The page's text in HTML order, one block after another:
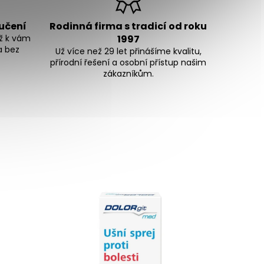
k vám
bez
Rodinná firma s tradicí od roku
1997
Už více než 29 let přinášíme kvalitu,
přírodní řešení a osobní přístup našim
zákazníkům.